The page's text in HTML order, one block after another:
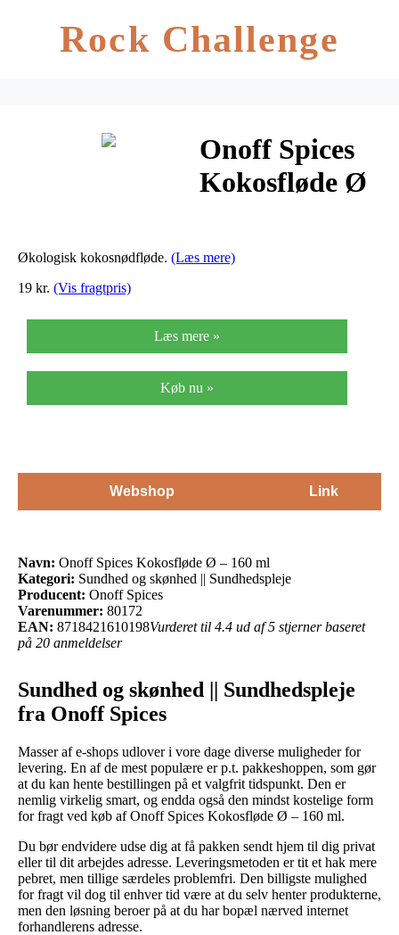
Rock Challenge
Onoff Spices
Kokosfløde Ø
Økologisk kokosnødfløde. (Læs mere)
19 kr. (Vis fragtpris)
Læs mere »
Køb nu »
Webshop Link
Navn: Onoff Spices Kokosfløde Ø – 160 ml
Kategori: Sundhed og skønhed || Sundhedspleje
Producent: Onoff Spices
Varenummer: 80172
EAN: 8718421610198Vurderet til 4.4 ud af 5 stjerner baseret
på 20 anmeldelser
Sundhed og skønhed || Sundhedspleje
fra Onoff Spices
Masser af e-shops udlover i vore dage diverse muligheder for
levering. En af de mest populære er p.t. pakkeshoppen, som gør
at du kan hente bestillingen på et valgfrit tidspunkt. Den er
nemlig virkelig smart, og endda også den mindst kostelige form
for fragt ved køb af Onoff Spices Kokosfløde Ø – 160 ml.
Du bør endvidere udse dig at få pakken sendt hjem til dig privat
eller til dit arbejdes adresse. Leveringsmetoden er tit et hak mere
pebret, men tillige særdeles problemfri. Den billigste mulighed
for fragt vil dog til enhver tid være at du selv henter produkterne,
men den løsning beroer på at du har bopæl nærved internet
forhandlerens adresse.